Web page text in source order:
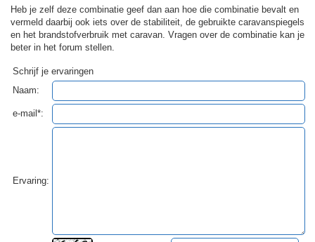
Heb je zelf deze combinatie geef dan aan hoe die combinatie bevalt en
vermeld daarbij ook iets over de stabiliteit, de gebruikte caravanspiegels
en het brandstofverbruik met caravan. Vragen over de combinatie kan je
beter in het forum stellen.
Schrijf je ervaringen
Naam:
e-mail*:
Ervaring: